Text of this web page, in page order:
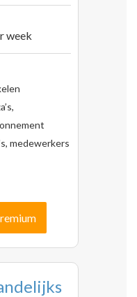
week
medewerkers